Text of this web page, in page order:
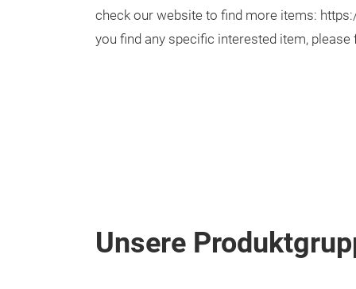
check our website to find more items:
you find any specific interested item,
Unsere